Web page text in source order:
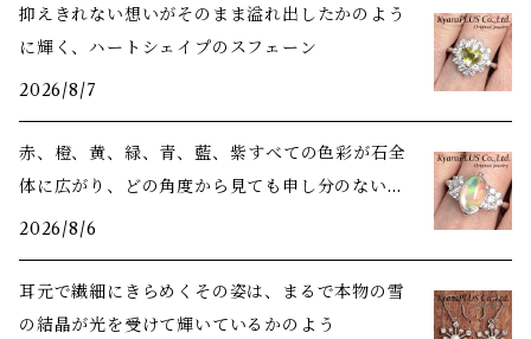
抑えきれない想いがそのまま溢れ出したかのよう
に輝く、ハートシェイプのスフェーン
2026/8/7
赤、橙、黄、緑、青、藍、紫――すべての色彩が石全
体に広がり、どの角度から見ても申し分のない美
しさ
2026/8/6
耳元で繊細にきらめくその姿は、まるで本物の雪
の結晶が光を受けて輝いているかのよう